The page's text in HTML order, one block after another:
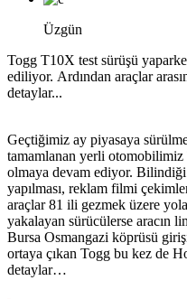
Üzgün
Togg T10X test sürüşü
ediliyor. Ardından araçlar
detaylar...
Geçtiğimiz ay piyasaya
tamamlanan yerli
olmaya devam ediyor.
yapılması, reklam filmi
araçlar 81 ili gezmek üzere
yakalayan sürücülerse aracın
Bursa Osmangazi köprüsü
ortaya çıkan Togg bu kez de
detaylar…